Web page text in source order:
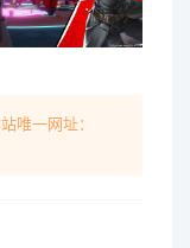
唯一网址：